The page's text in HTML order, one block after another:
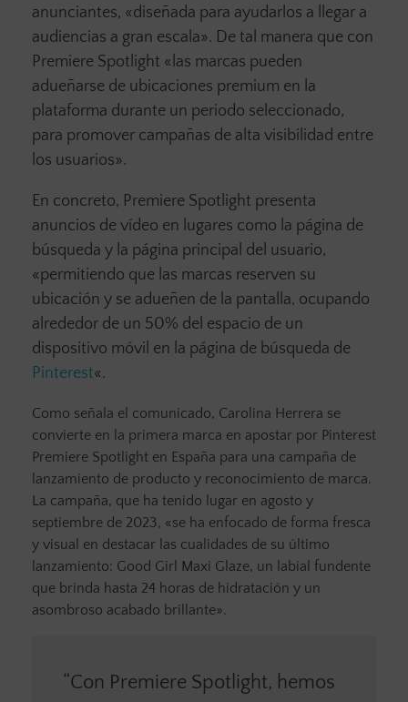
anunciantes, «diseñada para ayudarlos a llegar a
audiencias a gran escala». De tal manera que con
Premiere Spotlight «las marcas pueden
adueñarse de ubicaciones premium en la
plataforma durante un periodo seleccionado,
para promover campañas de alta visibilidad entre
los usuarios».
En concreto, Premiere Spotlight presenta
anuncios de vídeo en lugares como la página de
búsqueda y la página principal del usuario,
«permitiendo que las marcas reserven su
ubicación y se adueñen de la pantalla, ocupando
alrededor de un 50% del espacio de un
dispositivo móvil en la página de búsqueda de
Pinterest«.
Como señala el comunicado, Carolina Herrera se
convierte en la primera marca en apostar por Pinterest
Premiere Spotlight en España para una campaña de
lanzamiento de producto y reconocimiento de marca.
La campaña, que ha tenido lugar en agosto y
septiembre de 2023, «se ha enfocado de forma fresca
y visual en destacar las cualidades de su último
lanzamiento: Good Girl Maxi Glaze, un labial fundente
que brinda hasta 24 horas de hidratación y un
asombroso acabado brillante».
“Con Premiere Spotlight, hemos